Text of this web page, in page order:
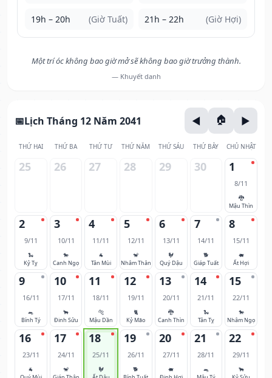
19h – 20h (Giờ Tuất) 21h – 22h (Giờ Hợi)
Một trí óc không bao giờ mở sẽ không bao giờ trưởng thành.
— Khuyết danh
Lịch Tháng 12 Năm 2041
THỨ HAI THỨ BA THỨ TƯ THỨ NĂM THỨ SÁU THỨ BẢY CHỦ NHẬT
25 26 27 28 29 30 1
8/11
🐉
Mậu Thìn
2
9/11
🐍
Kỷ Tỵ
3
10/11
🐎
Canh Ngọ
4
11/11
🐐
Tân Mùi
5
12/11
🐒
Nhâm Thân
6
13/11
🐓
Quý Dậu
7
14/11
🐕
Giáp Tuất
8
15/11
🐖
Ất Hợi
9
16/11
🐀
Bính Tý
10
17/11
🐂
Đinh Sửu
11
18/11
🐅
Mậu Dần
12
19/11
🐈
Kỷ Mão
13
20/11
🐉
Canh Thìn
14
21/11
🐍
Tân Tỵ
15
22/11
🐎
Nhâm Ngọ
16
23/11
🐐
17
24/11
🐒
18
25/11
🐓
19
26/11
🐕
20
27/11
🐖
21
28/11
🐀
22
29/11
🐂